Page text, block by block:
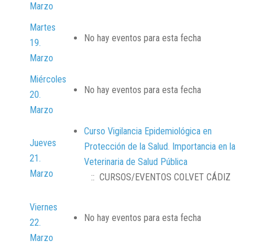
Marzo
Martes
19.
Marzo
No hay eventos para esta fecha
Miércoles
20.
Marzo
No hay eventos para esta fecha
Jueves
21.
Marzo
Curso Vigilancia Epidemiológica en
Protección de la Salud. Importancia en la
Veterinaria de Salud Pública
:: CURSOS/EVENTOS COLVET CÁDIZ
Viernes
22.
Marzo
No hay eventos para esta fecha